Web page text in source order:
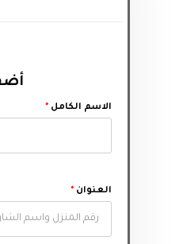
الاسم الكامل *
العنوان *